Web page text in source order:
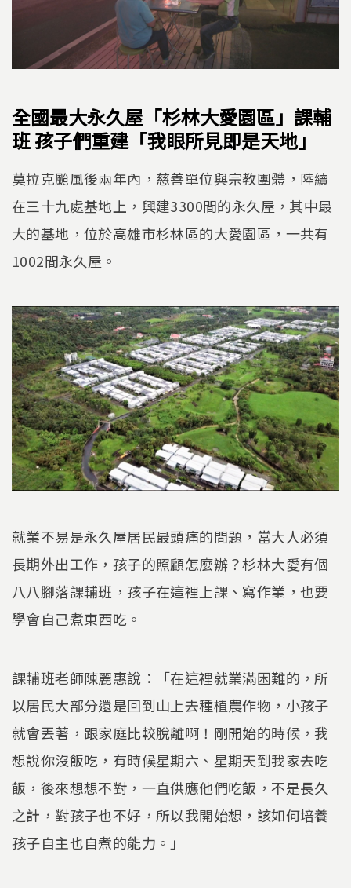
全國最大永久屋「杉林大愛園區」課輔
班 孩子們重建「我眼所見即是天地」
莫拉克颱風後兩年內，慈善單位與宗教團體，陸續
在三十九處基地上，興建3300間的永久屋，其中最
大的基地，位於高雄市杉林區的大愛園區，一共有
1002間永久屋。
就業不易是永久屋居民最頭痛的問題，當大人必須
長期外出工作，孩子的照顧怎麼辦？杉林大愛有個
八八腳落課輔班，孩子在這裡上課、寫作業，也要
學會自己煮東西吃。
課輔班老師陳麗惠說：「在這裡就業滿困難的，所
以居民大部分還是回到山上去種植農作物，小孩子
就會丟著，跟家庭比較脫離啊！剛開始的時候，我
想說你沒飯吃，有時候星期六、星期天到我家去吃
飯，後來想想不對，一直供應他們吃飯，不是長久
之計，對孩子也不好，所以我開始想，該如何培養
孩子自主也自煮的能力。」